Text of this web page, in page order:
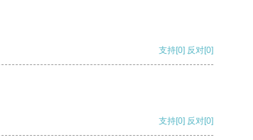
支持[0] 反对[0]
支持[0] 反对[0]